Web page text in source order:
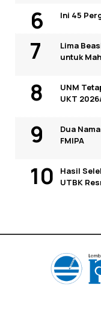
Ini 45
Lima
untuk
UNM
UKT
Dua
FMIPA
Hasil
UTBK